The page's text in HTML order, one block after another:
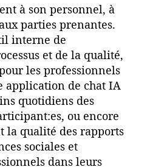
à son personnel, à
parties prenantes.
interne de
et de la qualité,
les professionnels
application de chat IA
quotidiens des
ou encore
la qualité des rapports
sociales et
dans leurs